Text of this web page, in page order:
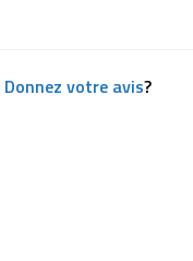
Donnez votre avis?